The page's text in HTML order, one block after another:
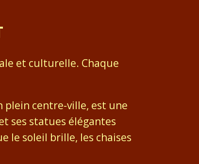
et culturelle. Chaque
plein centre-ville, est une
ses statues élégantes
le soleil brille, les chaises